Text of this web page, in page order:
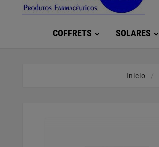
COFFRETS SOLARES
Inicio